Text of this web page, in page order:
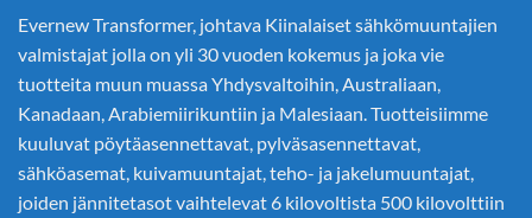
Evernew Transformer, johtava Kiinalaiset sähkömuuntajien
valmistajat jolla on yli 30 vuoden kokemus ja joka vie
tuotteita muun muassa Yhdysvaltoihin, Australiaan,
Kanadaan, Arabiemiirikuntiin ja Malesiaan. Tuotteisiimme
kuuluvat pöytäasennettavat, pylväsasennettavat,
sähköasemat, kuivamuuntajat, teho- ja jakelumuuntajat,
joiden jännitetasot vaihtelevat 6 kilovoltista 500 kilovolttiin